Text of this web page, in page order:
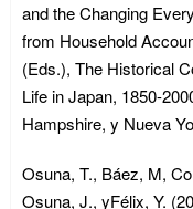
and the Changing
from Household
(Eds.), The Historical
Life in Japan, 1850-
Hampshire, y Nueva
Osuna, T., Báez, M,
Osuna, J., yFélix, Y.